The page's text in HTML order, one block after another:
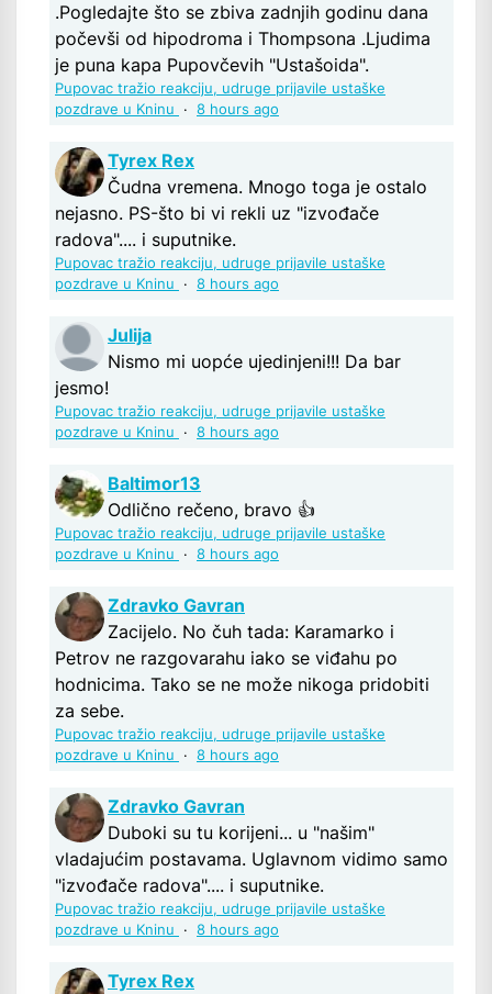
.Pogledajte što se zbiva zadnjih godinu dana
počevši od hipodroma i Thompsona .Ljudima
je puna kapa Pupovčevih "Ustašoida".
Pupovac tražio reakciju, udruge prijavile ustaške
pozdrave u Kninu
· 8 hours ago
Tyrex Rex
Čudna vremena. Mnogo toga je ostalo
nejasno. PS-što bi vi rekli uz "izvođače
radova".... i suputnike.
Pupovac tražio reakciju, udruge prijavile ustaške
pozdrave u Kninu
· 8 hours ago
Julija
Nismo mi uopće ujedinjeni!!! Da bar
jesmo!
Pupovac tražio reakciju, udruge prijavile ustaške
pozdrave u Kninu
· 8 hours ago
Baltimor13
Odlično rečeno, bravo 👍
Pupovac tražio reakciju, udruge prijavile ustaške
pozdrave u Kninu
· 8 hours ago
Zdravko Gavran
Zacijelo. No čuh tada: Karamarko i
Petrov ne razgovarahu iako se viđahu po
hodnicima. Tako se ne može nikoga pridobiti
za sebe.
Pupovac tražio reakciju, udruge prijavile ustaške
pozdrave u Kninu
· 8 hours ago
Zdravko Gavran
Duboki su tu korijeni... u "našim"
vladajućim postavama. Uglavnom vidimo samo
"izvođače radova".... i suputnike.
Pupovac tražio reakciju, udruge prijavile ustaške
pozdrave u Kninu
· 8 hours ago
Tyrex Rex